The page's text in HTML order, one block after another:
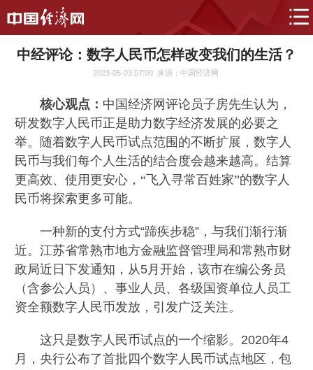
中经评论：数字人民币怎样改变我们的生活？
2023-05-03 07:00 来源：中国经济网
核心观点： 中国经济网评论员子房先生认为，
研发数字人民币正是助力数字经济发展的必要之
举。随着数字人民币试点范围的不断扩展，数字人
民币与我们每个人生活的结合度会越来越高。结算
更高效、使用更安心，“飞入寻常百姓家”的数字人
民币将探索更多可能。
一种新的支付方式“蹄疾步稳”，与我们渐行渐
近。江苏省常熟市地方金融监督管理局和常熟市财
政局近日下发通知，从5月开始，该市在编公务员
（含参公人员）、事业人员、各级国资单位人员工
资全额数字人民币发放，引发广泛关注。
这只是数字人民币试点的一个缩影。2020年4
月，央行公布了首批四个数字人民币试点地区，包